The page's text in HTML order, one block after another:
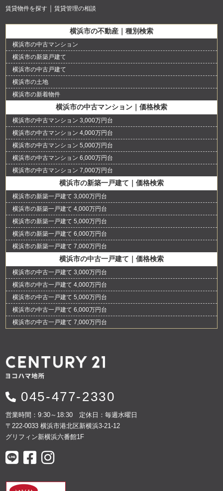
賃貸物件を探す 賃貸管理の相談
横浜市の不動産｜種別検索
横浜市の中古マンション
横浜市の新築戸建て
横浜市の中古戸建て
横浜市の土地
横浜市の新着物件
横浜市の中古マンション｜価格検索
横浜市の中古マンション 3,000万円台
横浜市の中古マンション 4,000万円台
横浜市の中古マンション 5,000万円台
横浜市の中古マンション 6,000万円台
横浜市の中古マンション 7,000万円台
横浜市の新築一戸建て｜価格検索
横浜市の新築一戸建て 3,000万円台
横浜市の新築一戸建て 4,000万円台
横浜市の新築一戸建て 5,000万円台
横浜市の新築一戸建て 6,000万円台
横浜市の新築一戸建て 7,000万円台
横浜市の中古一戸建て｜価格検索
横浜市の中古一戸建て 3,000万円台
横浜市の中古一戸建て 4,000万円台
横浜市の中古一戸建て 5,000万円台
横浜市の中古一戸建て 6,000万円台
横浜市の中古一戸建て 7,000万円台
045-477-2330
営業時間：9:30～18:30 定休日：毎週水曜日
〒222-0033 横浜市港北区新横浜3-21-12
グリフィン新横浜六番館1F